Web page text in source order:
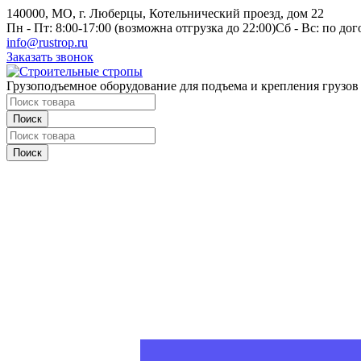
140000, МО, г. Люберцы, Котельнический проезд, дом 22
Пн - Пт: 8:00-17:00 (возможна отгрузка до 22:00)Сб - Вс: по
info@rustrop.ru
Заказать звонок
Грузоподъемное оборудование для подъема и крепления грузов
Поиск
Поиск